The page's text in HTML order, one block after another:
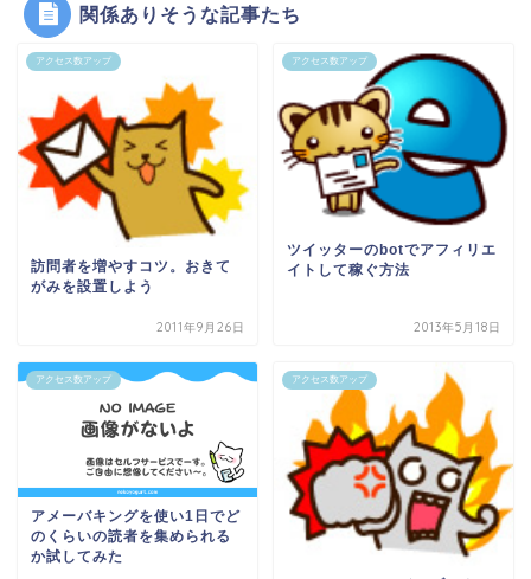
関係ありそうな記事たち
アクセス数アップ
訪問者を増やすコツ。おきて
がみを設置しよう
2011年9月26日
アクセス数アップ
ツイッターのbotでアフィリエ
イトして稼ぐ方法
2013年5月18日
アクセス数アップ
アメーバキングを使い1日でど
のくらいの読者を集められる
か試してみた
アクセス数アップ